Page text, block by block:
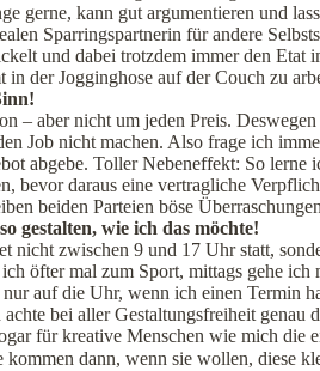
gerne, kann gut argumentieren und
Sparringspartnerin für andere
und dabei trotzdem immer den
in der Jogginghose auf der Couch zu
– aber nicht um jeden Preis.
Job nicht machen. Also frage ich
abgebe. Toller Nebeneffekt: So lerne
bevor daraus eine vertragliche
beiden Parteien böse
gestalten, wie ich das möchte!
nicht zwischen 9 und 17 Uhr statt,
öfter mal zum Sport, mittags gehe
auf die Uhr, wenn ich einen Termin
bei aller Gestaltungsfreiheit genau
für kreative Menschen wie mich die
kommen dann, wenn sie wollen, diese